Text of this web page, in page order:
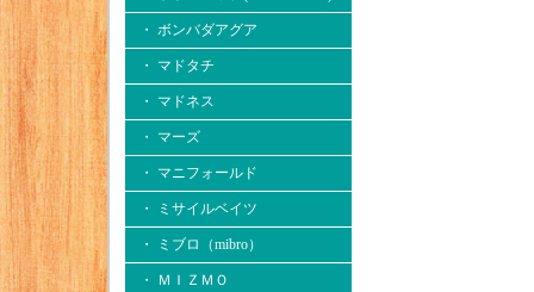
・ ボンバダアグア
・ マドタチ
・ マドネス
・ マーズ
・ マニフォールド
・ ミサイルベイツ
・ ミブロ（mibro）
・ ＭＩＺＭＯ